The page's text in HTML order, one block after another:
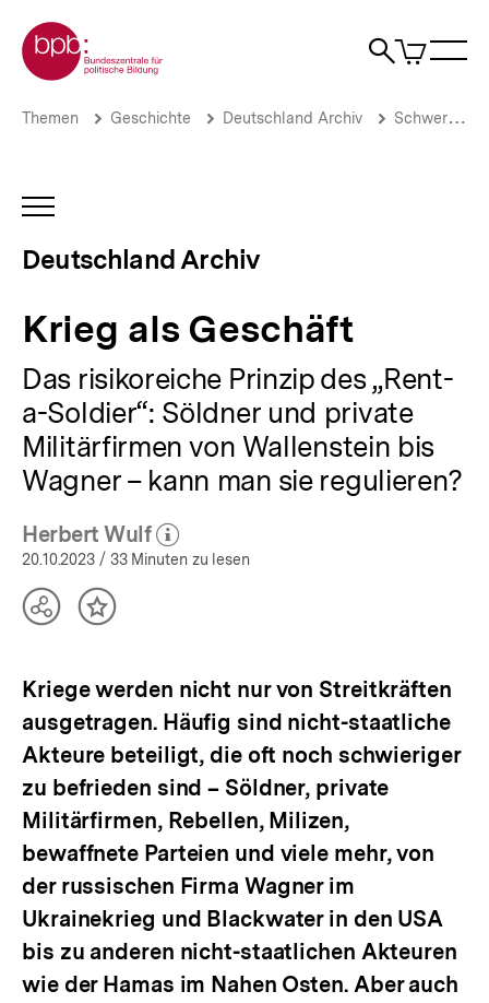
zum
Seiteninhalt
springen
Zur Startseite der bpb
Suche
Artikel
im
Krieg
Deutschland
Archiv
bpb.de
Brotkrümelnavigation
Pfadnavigation
Themen Geschichte Deutschland Archiv Schwerpunkte
INHALTSNAVIGATION
Deutschland Archiv
Krieg als Geschäft
Das risikoreiche Prinzip des „Rent-
a-Soldier“: Söldner und private
Militärfirmen von Wallenstein bis
Wagner – kann man sie regulieren?
Herbert Wulf
(Mehr zum Autor)
öffnen
20.10.2023 / 33 Minuten zu lesen
TeilenInhalt
Kriege werden nicht nur von Streitkräften
ausgetragen. Häufig sind nicht-staatliche
Akteure beteiligt, die oft noch schwieriger
zu befrieden sind – Söldner, private
Militärfirmen, Rebellen, Milizen,
bewaffnete Parteien und viele mehr, von
der russischen Firma Wagner im
Ukrainekrieg und Blackwater in den USA
bis zu anderen nicht-staatlichen Akteuren
wie der Hamas im Nahen Osten. Aber auch